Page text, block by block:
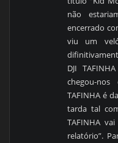
não
encerrado
viu um
DJI
chegou-
TAFINHA é
tarda tal
TAFINHA
relatório”.